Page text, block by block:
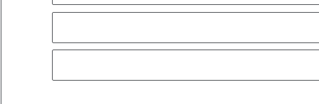
02430 GAUCHY
Philippe BELLAREDJ